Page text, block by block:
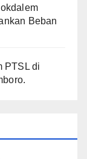
Beban
PTSL di